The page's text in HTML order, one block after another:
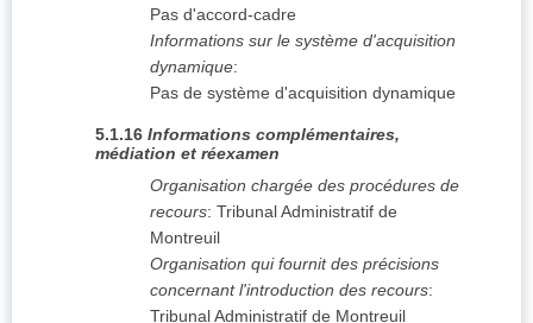
Pas d'accord-cadre
Informations sur le système d'acquisition
dynamique:
Pas de système d'acquisition dynamique
5.1.16 Informations complémentaires,
médiation et réexamen
Organisation chargée des procédures de
recours: Tribunal Administratif de
Montreuil
Organisation qui fournit des précisions
concernant l'introduction des recours:
Tribunal Administratif de Montreuil